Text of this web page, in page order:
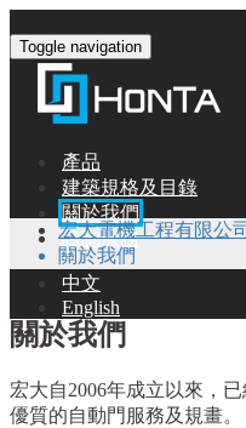
Toggle navigation
產品
建築規格及目錄
關於我們
諮詢服務
中文
English
宏大電機工程有限公司
關於我們
關於我們
宏大自2006年成立以來，
優質的自動門服務及規畫